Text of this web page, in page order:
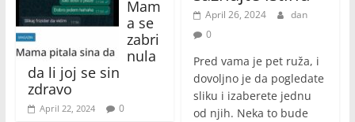
Mam
a se
zabri
nula
da li joj se sin
zdravo
April 22, 2024 0
April 26, 2024
dan
0
Pred vama je pet ruža, i
dovoljno je da pogledate
sliku i izaberete jednu
od njih. Neka to bude